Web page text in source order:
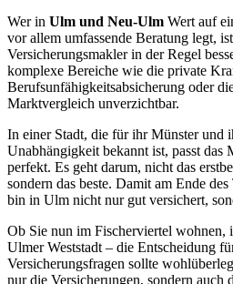
Wer in Ulm und Neu-Ulm Wert auf
vor allem umfassende Beratung legt,
Versicherungsmakler in der Regel
komplexe Bereiche wie die private
Berufsunfähigkeitsabsicherung oder
Marktvergleich unverzichtbar.
In einer Stadt, die für ihr Münster und
Unabhängigkeit bekannt ist, passt das
perfekt. Es geht darum, nicht das
sondern das beste. Damit am Ende
bin in Ulm nicht nur gut versichert,
Ob Sie nun im Fischerviertel wohnen,
Ulmer Weststadt – die Entscheidung
Versicherungsfragen sollte
nur die Versicherungen, sondern auch